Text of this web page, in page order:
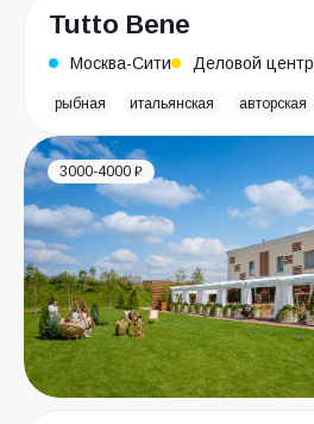
Tutto Bene
Москва-Сити Деловой центр
рыбная итальянская авторская
3000-4000 ₽